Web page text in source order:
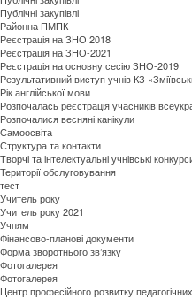
Публічні закупівлі
Районна ПМПК
Реєстрація на ЗНО 2018
Реєстрація на ЗНО-2021
Реєстрація на основну сесію ЗНО-2019
Результативний виступ учнів КЗ
Рік англійської мови
Розпочалась реєстрація учасників
Розпочалися весняні канікули
Самоосвіта
Структура та контакти
Творчі та інтелектуальні учнівські
Території обслуговування
тест
Учитель року
Учитель року 2021
Учням
Фінансово-планові документи
Форма зворотнього зв’язку
Фотогалерея
Фотогалерея
Центр професійного розвитку